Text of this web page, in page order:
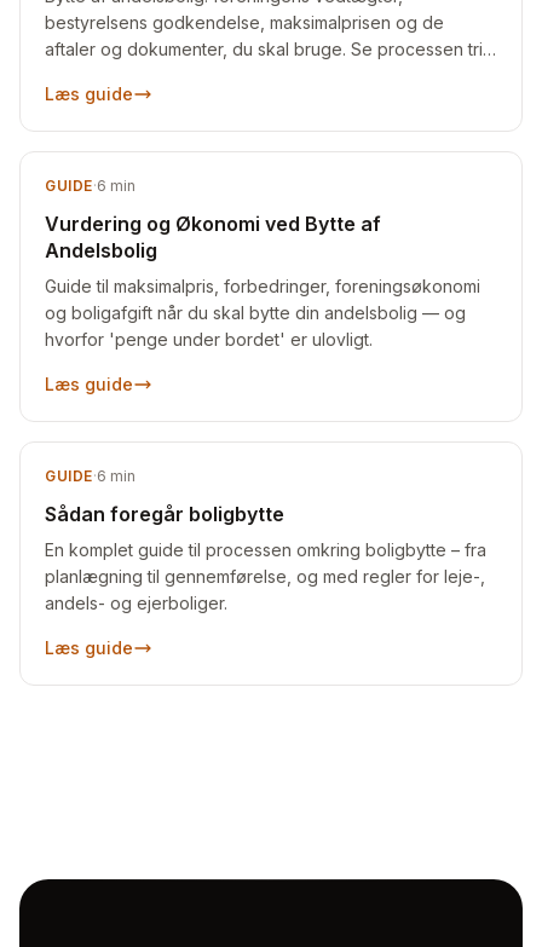
bestyrelsens godkendelse, maksimalprisen og de
aftaler og dokumenter, du skal bruge. Se processen trin
Læs guide
GUIDE·6 min
Vurdering og Økonomi ved Bytte af
Andelsbolig
Guide til maksimalpris, forbedringer, foreningsøkonomi
og boligafgift når du skal bytte din andelsbolig — og
hvorfor 'penge under bordet' er ulovligt.
Læs guide
GUIDE·6 min
Sådan foregår boligbytte
En komplet guide til processen omkring boligbytte – fra
planlægning til gennemførelse, og med regler for leje-,
andels- og ejerboliger.
Læs guide